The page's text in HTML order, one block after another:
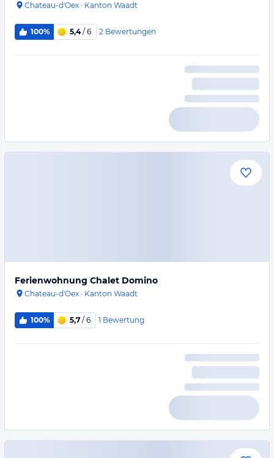
Chateau-d'Oex · Kanton Waadt
100% 5,4/ 6 2 Bewertungen
Ferienwohnung Chalet Domino
Chateau-d'Oex · Kanton Waadt
100% 5,7 / 6 1 Bewertung